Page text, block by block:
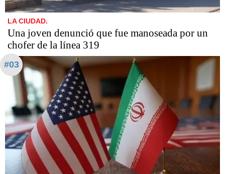
LA CIUDAD.
Una joven denunció que fue manoseada por un
chofer de la línea 319
#03